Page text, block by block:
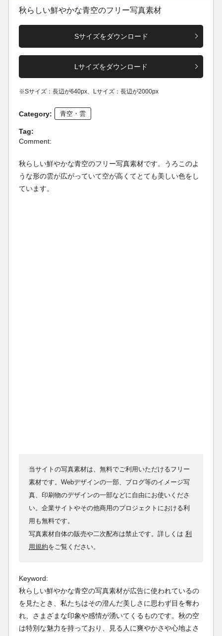
秋らしい鮮やかな青空のフリー写真素材
Sサイズをダウンロード
Lサイズをダウンロード
※Sサイズ：長辺が640px、Lサイズ：長辺が2000px
Category: 青空・雲
Tag:
Comment:
秋らしい鮮やかな青空のフリー写真素材です。うろこのよ
うな形の雲が広がっていて空が高くてとても美しい色をし
ています。
当サイトの写真素材は、無料でご利用いただけるフリー
素材です。Webデザインの一部、ブログ等のイメージ写
真、印刷物のデザインの一部などに自由にお使いくださ
い。企業サイトやその他商用のプロジェクトにおける利
用も無料です。
写真素材自体の販売や二次配布は禁止です。詳しくは 利
用規約をご覧ください。
Keyword:
秋らしい鮮やかな青空の写真素材が広告に使われているの
を見たとき、私たちはその澄んだ美しさに思わず目を奪わ
れ、さまざまな印象や感情が湧いてくるものです。秋の空
は特別な魅力を持っており、見る人に爽やかさや心地よさ